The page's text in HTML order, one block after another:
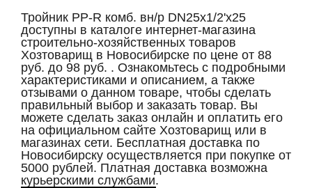
Тройник PP-R комб. вн/р DN25х1/2'х25
доступны в каталоге интернет-магазина
строительно-хозяйственных товаров
Хозтоварищ в Новосибирске по цене от 88
руб. до 98 руб. . Ознакомьтесь с подробными
характеристиками и описанием, а также
отзывами о данном товаре, чтобы сделать
правильный выбор и заказать товар. Вы
можете сделать заказ онлайн и оплатить его
на официальном сайте Хозтоварищ или в
магазинах сети. Бесплатная доставка по
Новосибирску осуществляется при покупке от
5000 рублей. Платная доставка возможна
курьерскими службами.